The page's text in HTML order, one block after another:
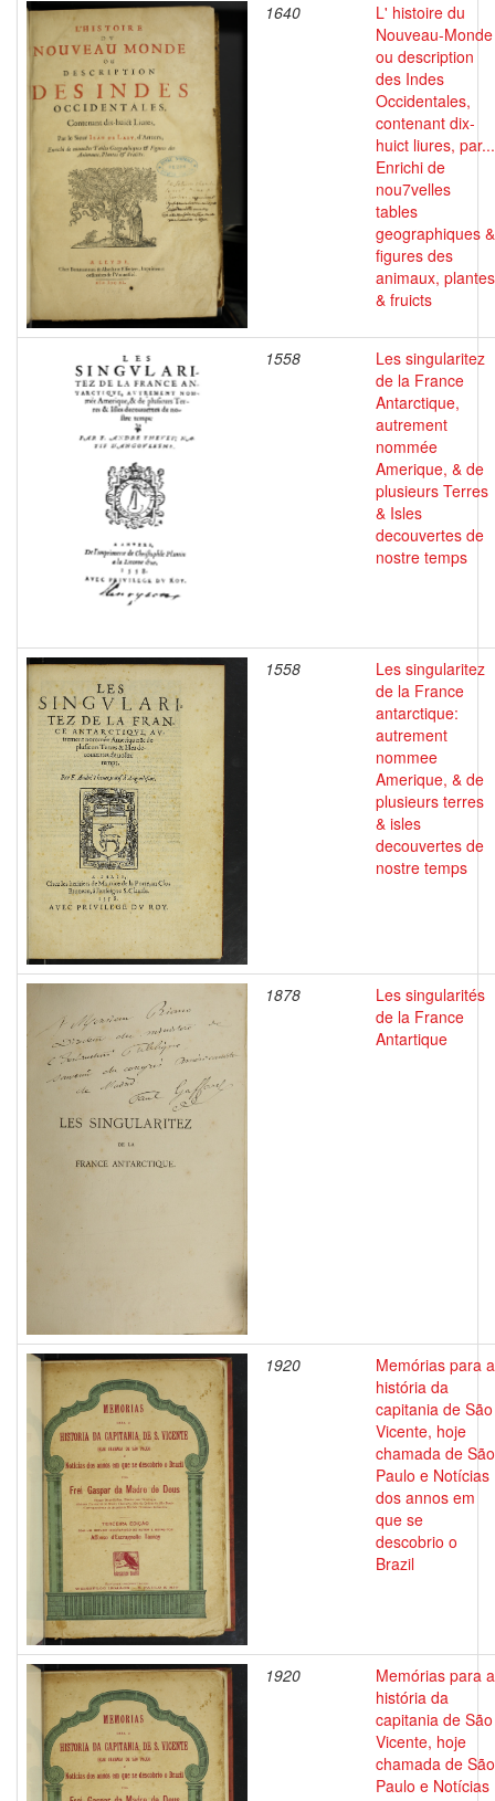
1640
L' histoire du
Nouveau-Monde
ou description
des Indes
Occidentales,
contenant dix-
huict liures, par...
Enrichi de
nou7velles
tables
geographiques &
figures des
animaux, plantes
& fruicts
1558
Les singularitez
de la France
Antarctique,
autrement
nommée
Amerique, & de
plusieurs Terres
& Isles
decouvertes de
nostre temps
1558
Les singularitez
de la France
antarctique:
autrement
nommee
Amerique, & de
plusieurs terres
& isles
decouvertes de
nostre temps
1878
Les singularités
de la France
Antartique
1920
Memórias para a
história da
capitania de São
Vicente, hoje
chamada de São
Paulo e Notícias
dos annos em
que se
descobrio o
Brazil
1920
Memórias para a
história da
capitania de São
Vicente, hoje
chamada de São
Paulo e Notícias